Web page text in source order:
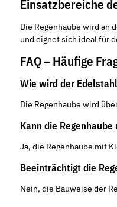
Einsatzbereiche
Die Regenhaube wird an
und eignet sich ideal für
FAQ – Häufige
Wie wird der
Die Regenhaube wird
Kann die
Ja, die Regenhaube mit
Beeinträchtigt die
Nein, die Bauweise der